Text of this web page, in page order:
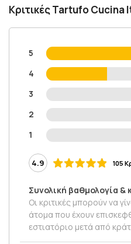
Κριτικές Tartufo Cucina
5
4
3
2
1
4.9 105
Συνολική βαθμολογία &
Οι κριτικές μπορούν να
άτομα που έχουν
εστιατόριο μετά από